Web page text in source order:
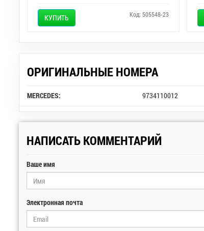
КУПИТЬ Код: 505548-23
ОРИГИНАЛЬНЫЕ НОМЕРА
MERCEDES: 9734110012
НАПИСАТЬ КОММЕНТАРИЙ
Ваше имя
Электронная почта